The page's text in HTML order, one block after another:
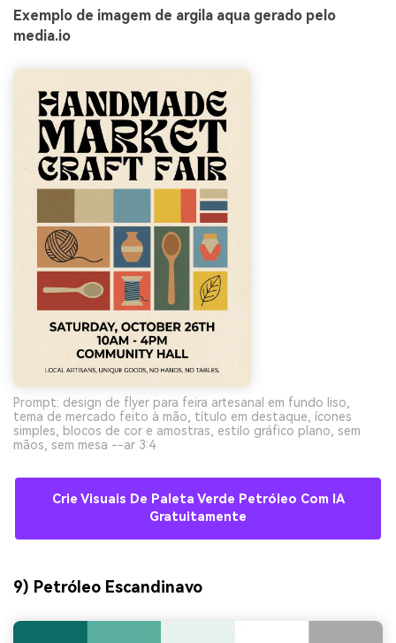
Exemplo de imagem de argila aqua gerado pelo
media.io
Prompt: design de flyer para feira artesanal em fundo liso,
tema de mercado feito à mão, título em destaque, ícones
simples, blocos de cor e amostras, estilo gráfico plano, sem
mãos, sem mesa --ar 3:4
Crie Visuais De Paleta Verde Petróleo Com IA
Gratuitamente
9) Petróleo Escandinavo